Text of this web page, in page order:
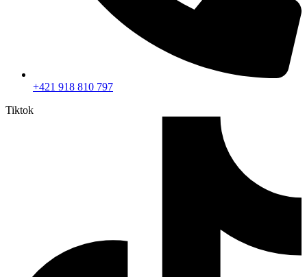
+421 918 810 797
Tiktok